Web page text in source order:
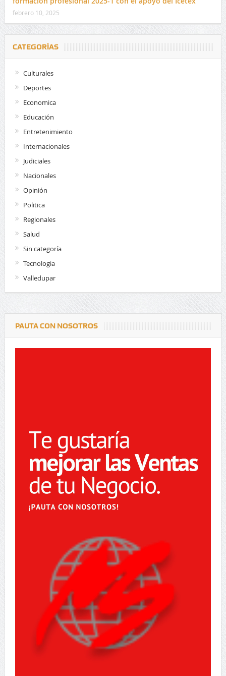
febrero 10, 2025
CATEGORÍAS
Culturales
Deportes
Economica
Educación
Entretenimiento
Internacionales
Judiciales
Nacionales
Opinión
Politica
Regionales
Salud
Sin categoría
Tecnologia
Valledupar
PAUTA CON NOSOTROS